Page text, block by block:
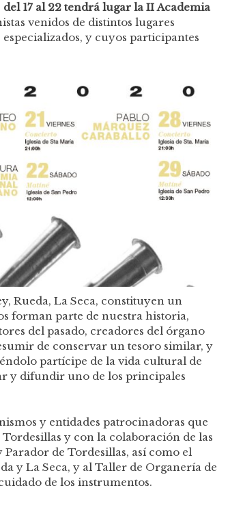
del 17 al 22 tendrá lugar la II Academia
venidos de distintos lugares
y cuyos participantes
Rueda, La Seca, constituyen un
forman parte de nuestra historia,
del pasado, creadores del órgano
de conservar un tesoro similar, y
y difundir uno de los principales
y entidades patrocinadoras que
y con la colaboración de las
de Tordesillas, así como el
y La Seca, y al Taller de Organería de
de los instrumentos.